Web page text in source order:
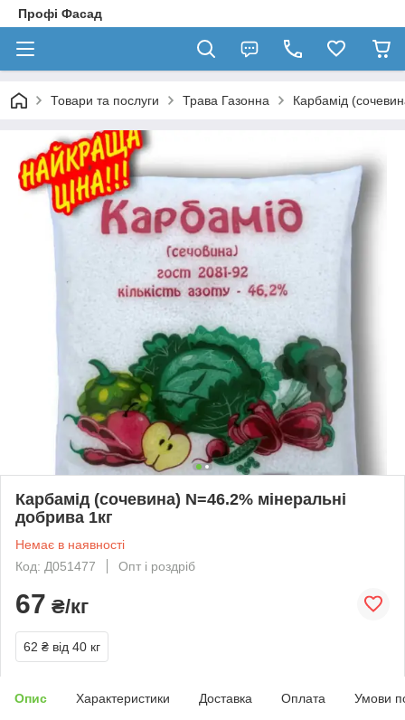
Профі Фасад
Товари та послуги Трава Газонна Карбамід
Карбамід (сочевина) N=46.2% мінеральні
добрива 1кг
Немає в наявності
Код: Д051477
Опт і роздріб
67 ₴/кг
62 ₴ від 40 кг
Опис Характеристики Доставка Оплата Умови